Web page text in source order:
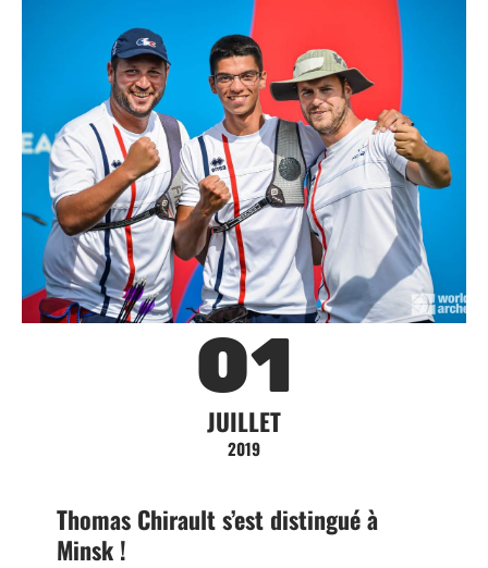
01
JUILLET
2019
Thomas Chirault s’est distingué à
Minsk !